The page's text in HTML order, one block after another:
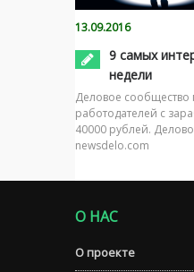
13.09.2016
9 самых
недели
Деловое сообщество
работодателей с
40000 рублей.
newsdelo.com
О НАС
О проекте